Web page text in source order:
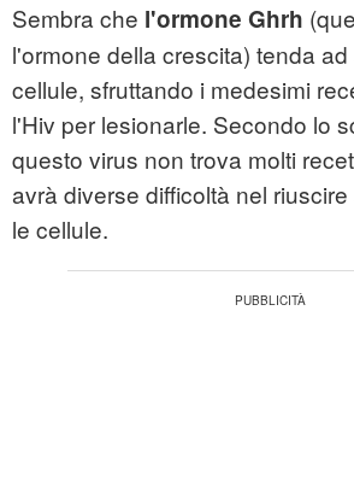
Sembra che l'ormone Ghrh
l'ormone della crescita) tenda
cellule, sfruttando i medesimi
l'Hiv per lesionarle. Secondo lo
questo virus non trova molti
avrà diverse difficoltà nel
le cellule.